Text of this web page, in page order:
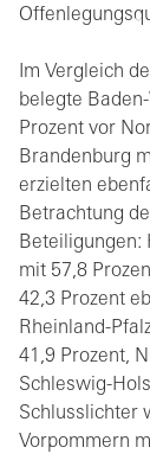
Im Vergleich
belegte
Prozent vor
Brandenburg
erzielten
Betrachtung
Beteiligungen:
mit 57,8
42,3 Prozent
Rheinland-
41,9 Prozent,
Schleswig-
Schlusslichter
Vorpommern